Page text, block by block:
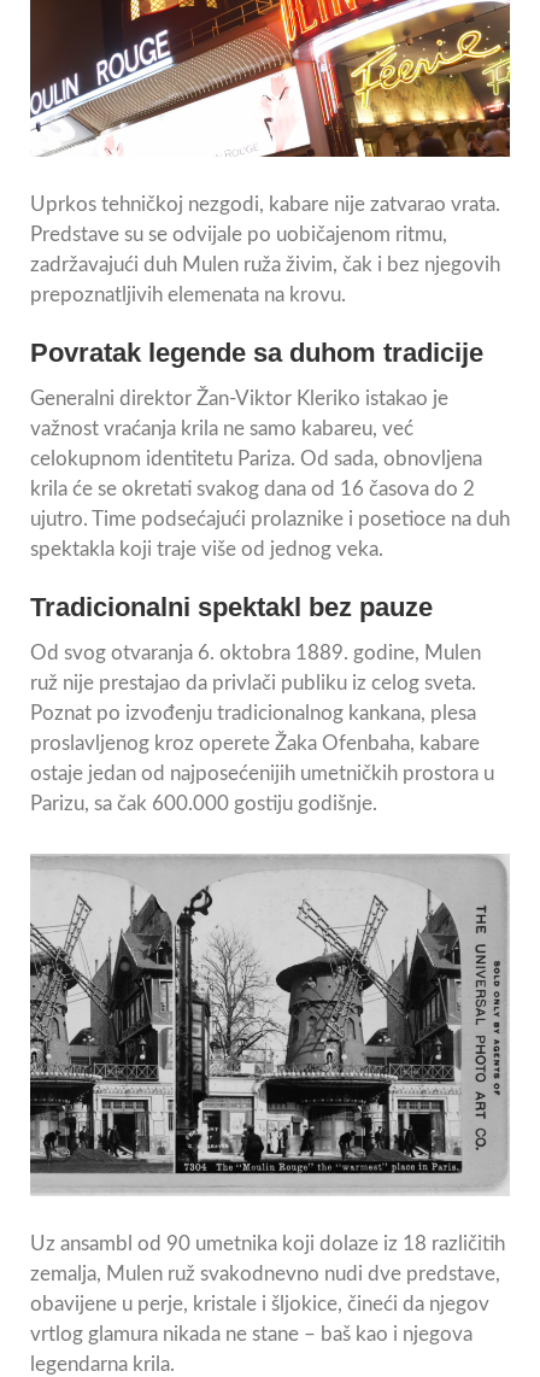
Uprkos tehničkoj nezgodi, kabare nije zatvarao vrata.
Predstave su se odvijale po uobičajenom ritmu,
zadržavajući duh Mulen ruža živim, čak i bez njegovih
prepoznatljivih elemenata na krovu.
Povratak legende sa duhom tradicije
Generalni direktor Žan-Viktor Kleriko istakao je
važnost vraćanja krila ne samo kabareu, već
celokupnom identitetu Pariza. Od sada, obnovljena
krila će se okretati svakog dana od 16 časova do 2
ujutro. Time podsećajući prolaznike i posetioce na duh
spektakla koji traje više od jednog veka.
Tradicionalni spektakl bez pauze
Od svog otvaranja 6. oktobra 1889. godine, Mulen
ruž nije prestajao da privlači publiku iz celog sveta.
Poznat po izvođenju tradicionalnog kankana, plesa
proslavljenog kroz operete Žaka Ofenbaha, kabare
ostaje jedan od najposećenijih umetničkih prostora u
Parizu, sa čak 600.000 gostiju godišnje.
Uz ansambl od 90 umetnika koji dolaze iz 18 različitih
zemalja, Mulen ruž svakodnevno nudi dve predstave,
obavijene u perje, kristale i šljokice, čineći da njegov
vrtlog glamura nikada ne stane – baš kao i njegova
legendarna krila.